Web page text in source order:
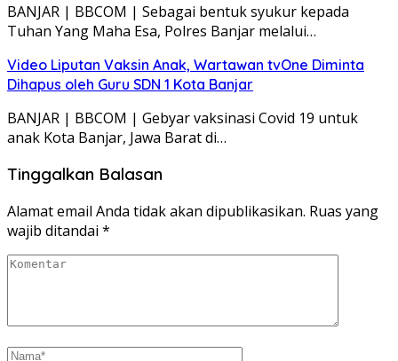
BANJAR | BBCOM | Sebagai bentuk syukur kepada
Tuhan Yang Maha Esa, Polres Banjar melalui…
Video Liputan Vaksin Anak, Wartawan tvOne Diminta
Dihapus oleh Guru SDN 1 Kota Banjar
BANJAR | BBCOM | Gebyar vaksinasi Covid 19 untuk
anak Kota Banjar, Jawa Barat di…
Tinggalkan Balasan
Alamat email Anda tidak akan dipublikasikan. Ruas yang
wajib ditandai *